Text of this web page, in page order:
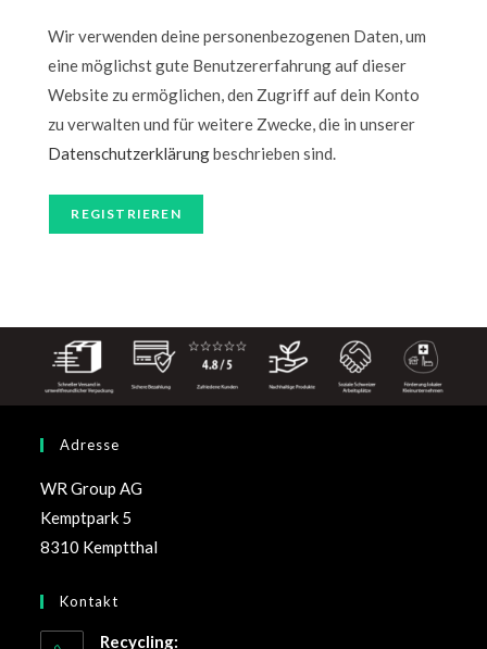
Wir verwenden deine personenbezogenen Daten, um
eine möglichst gute Benutzererfahrung auf dieser
Website zu ermöglichen, den Zugriff auf dein Konto
zu verwalten und für weitere Zwecke, die in unserer
Datenschutzerklärungbeschrieben sind.
REGISTRIEREN
Adresse
WR Group AG
Kemptpark 5
8310 Kemptthal
Kontakt
Recycling: